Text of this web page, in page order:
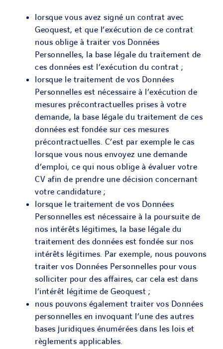
lorsque vous avez signé un contrat avec
Geoquest, et que l’exécution de ce contrat
nous oblige à traiter vos Données
Personnelles, la base légale du traitement de
ces données est l’exécution du contrat ;
lorsque le traitement de vos Données
Personnelles est nécessaire à l’exécution de
mesures précontractuelles prises à votre
demande, la base légale du traitement de ces
données est fondée sur ces mesures
précontractuelles. C’est par exemple le cas
lorsque vous nous envoyez une demande
d’emploi, ce qui nous oblige à évaluer votre
CV afin de prendre une décision concernant
votre candidature ;
lorsque le traitement de vos Données
Personnelles est nécessaire à la poursuite de
nos intérêts légitimes, la base légale du
traitement des données est fondée sur nos
intérêts légitimes. Par exemple, nous pouvons
traiter vos Données Personnelles pour vous
solliciter pour des affaires, car cela est dans
l’intérêt légitime de Geoquest ;
nous pouvons également traiter vos Données
personnelles en invoquant l’une des autres
bases juridiques énumérées dans les lois et
règlements applicables.